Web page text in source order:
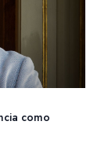
como